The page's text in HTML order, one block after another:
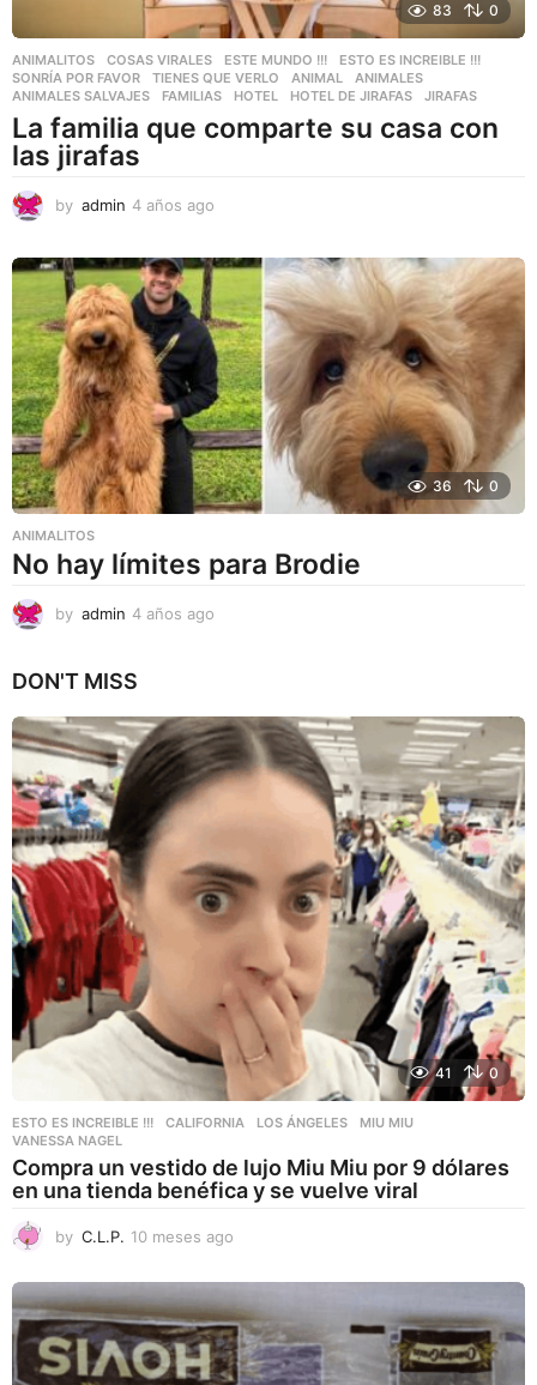
83 0
ANIMALITOS ,COSAS VIRALES ,ESTE MUNDO !!! ,ESTO ES INCREIBLE !!!
SONRÍA POR FAVOR
,TIENES QUE VERLO ANIMAL ,ANIMALES
ANIMALES SALVAJES
,FAMILIAS ,HOTEL ,HOTEL DE JIRAFAS ,JIRAFAS
La familia que comparte su casa con
las jirafas
by admin 4 años ago
o
a
g
o
36 0
ANIMALITOS
No hay límites para Brodie
by admin 4 años ago
a
g
o
DON'T MISS
41 0
ESTO ES INCREIBLE !!! CALIFORNIA ,LOS ÁNGELES ,MIU MIU
VANESSA NAGEL
Compra un vestido de lujo Miu Miu por 9 dólares
en una tienda benéfica y se vuelve viral
by C.L.P. 10 meses ago
m
e
s
e
s